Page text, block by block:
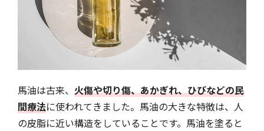
馬油は古来、 火傷や切り傷、あかぎれ、ひびなどの民
間療法に使われてきました。馬油の大きな特徴は、人
の皮脂に近い構造をしていることです。馬油を塗ると